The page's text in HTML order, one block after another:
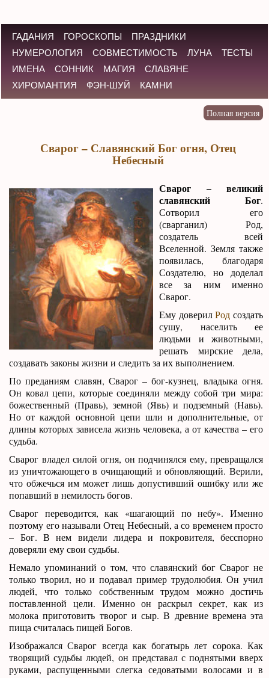
ГАДАНИЯ ГОРОСКОПЫ
ПРАЗДНИКИ
НУМЕРОЛОГИЯ
СОВМЕСТИМОСТЬ ЛУНА
ТЕСТЫ
ИМЕНА
СОННИК МАГИЯ
СЛАВЯНЕ
ХИРОМАНТИЯ
ФЭН-ШУЙ КАМНИ
Сварог – Славянский Бог огня, Отец
Небесный
Сварог – великий
славянский Бог.
Сотворил его
(сварганил) Род,
создатель всей
Вселенной. Земля также
появилась, благодаря
Создателю, но доделал
все за ним именно
Сварог.
Ему доверилРод создать
сушу, населить ее
людьми и животными,
решать мирские дела,
создавать законы жизни и следить за их выполнением.
По преданиям славян, Сварог – бог-кузнец, владыка огня.
Он ковал цепи, которые соединяли между собой три мира:
божественный (Правь), земной (Явь) и подземный (Навь).
Но от каждой основной цепи шли и дополнительные, от
длины которых зависела жизнь человека, а от качества – его
судьба.
Сварог владел силой огня, он подчинялся ему, превращался
из уничтожающего в очищающий и обновляющий. Верили,
что обжечься им может лишь допустивший ошибку или же
попавший в немилость богов.
Сварог переводится, как «шагающий по небу». Именно
поэтому его называли Отец Небесный, а со временем просто
– Бог. В нем видели лидера и покровителя, бесспорно
доверяли ему свои судьбы.
Немало упоминаний о том, что славянский бог Сварог не
только творил, но и подавал пример трудолюбия. Он учил
людей, что только собственным трудом можно достичь
поставленной цели. Именно он раскрыл секрет, как из
молока приготовить творог и сыр. В древние времена эта
пища считалась пищей Богов.
Изображался Сварог всегда как богатырь лет сорока. Как
творящий судьбы людей, он представал с поднятыми вверх
руками, распущенными слегка седоватыми волосами и в